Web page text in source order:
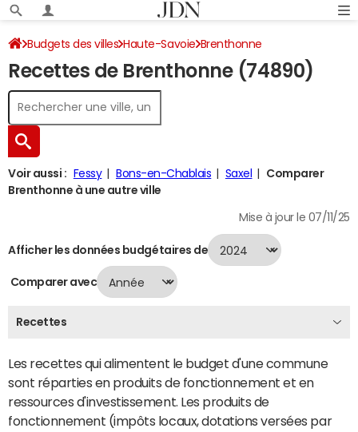
Budgets des villes Haute-Savoie Brenthonne
Recettes 2024
Recettes de Brenthonne (74890)
Voir aussi : Fessy Bons-en-Chablais Saxel
Comparer
Brenthonne à une autre ville
Mise à jour le 07/11/25
Afficher les données budgétaires de
Comparer avec
Recettes
Les recettes qui alimentent le budget d'une commune
sont réparties en produits de fonctionnement et en
ressources d'investissement. Les produits de
fonctionnement (impôts locaux, dotations versées par